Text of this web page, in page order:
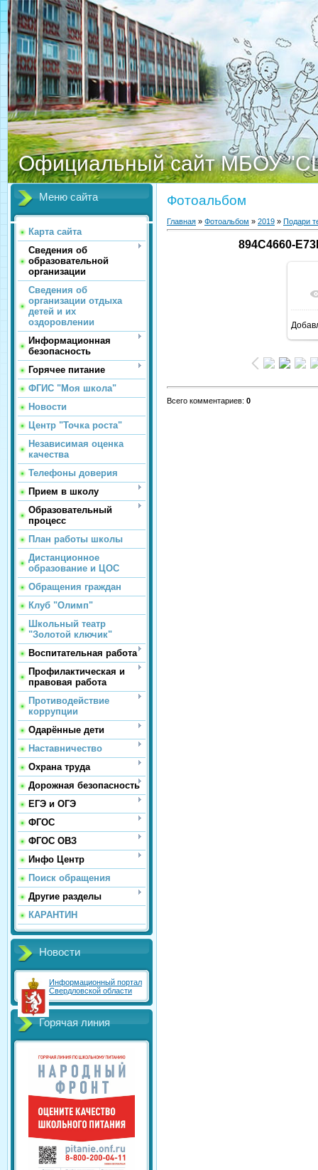
Официальный сайт МБОУ
Меню сайта
Карта сайта
Сведения об
образовательной
организации
Сведения об
организации отдыха
детей и их
оздоровлении
Информационная
безопасность
Горячее питание
ФГИС "Моя школа"
Новости
Центр "Точка роста"
Независимая оценка
качества
Телефоны доверия
Прием в школу
Образовательный
процесс
План работы школы
Дистанционное
образование и ЦОС
Обращения граждан
Клуб "Олимп"
Школьный театр
"Золотой ключик"
Воспитательная работа
Профилактическая и
правовая работа
Противодействие
коррупции
Одарённые дети
Наставничество
Охрана труда
Дорожная безопасность
ЕГЭ и ОГЭ
ФГОС
ФГОС ОВЗ
Инфо Центр
Поиск обращения
Другие разделы
КАРАНТИН
Новости
Информационный портал
Свердловской области
Горячая линия
Фотоальбом
Главная » Фотоальбом » 2019 » Подари
894C4660-
Всего комментариев: 0